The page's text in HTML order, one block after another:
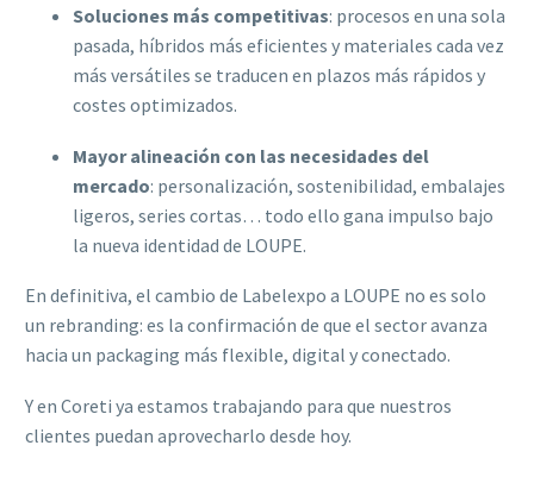
Soluciones más competitivas: procesos en una sola
pasada, híbridos más eficientes y materiales cada vez
más versátiles se traducen en plazos más rápidos y
costes optimizados.
Mayor alineación con las necesidades del
mercado: personalización, sostenibilidad, embalajes
ligeros, series cortas… todo ello gana impulso bajo
la nueva identidad de LOUPE.
En definitiva, el cambio de Labelexpo a LOUPE no es solo
un rebranding: es la confirmación de que el sector avanza
hacia un packaging más flexible, digital y conectado.
Y en Coreti ya estamos trabajando para que nuestros
clientes puedan aprovecharlo desde hoy.